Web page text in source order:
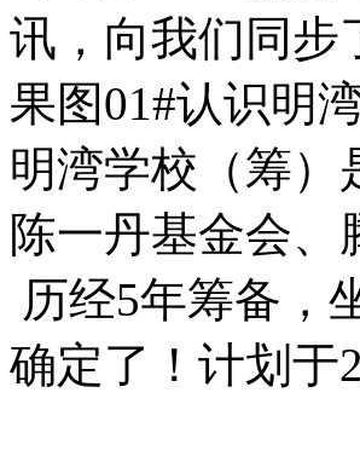
讯，向我们同步
果图01#认识明
明湾学校（筹）
陈一丹基金会、
历经5年筹备，
确定了！计划于